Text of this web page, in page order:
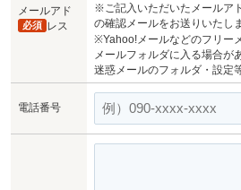
メールアド
レス
必須
※ご記入いただいたメールア
の確認メールをお送りいたし
※Yahoo!メールなどのフリー
メールフォルダに入る場合が
迷惑メールのフォルダ・設定
電話番号